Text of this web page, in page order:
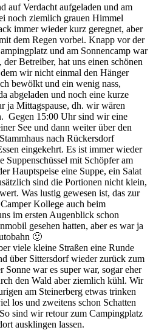
auf Verdacht aufgeladen und am
noch ziemlich grauen Himmel
immer wieder kurz geregnet, aber
dem Regen vorbei. Knapp vor der
und am Sonnencamp war
Betreiber, hat uns einen schönen
wir nicht einmal den Hänger
bewölkt und ein wenig nass,
abgeladen und noch eine kurze
ja Mittagspause, dh. wir wären
Gegen 15:00 Uhr sind wir eine
See und dann weiter über den
nach Rückersdorf
eingekehrt. Es ist immer wieder
mit Schöpfer am
Hauptspeise eine Suppe, ein Salat
sind die Portionen nicht klein,
Was lustig gewesen ist, das zur
Kollege auch beim
im ersten Augenblick schon
gesehen hatten, aber es war ja
🙂
viele kleine Straßen eine Runde
über Sittersdorf wieder zurück zum
war es super war, sogar eher
den Wald aber ziemlich kühl. Wir
am Steinerberg etwas trinken
los und zweitens schon Schatten
sind wir retour zum Campingplatz
ausklingen lassen.